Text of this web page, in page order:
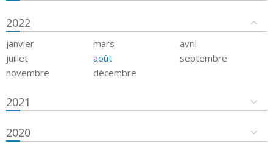
2022
janvier mars
avril
juillet
août
septembre
novembre
décembre
2021
2020